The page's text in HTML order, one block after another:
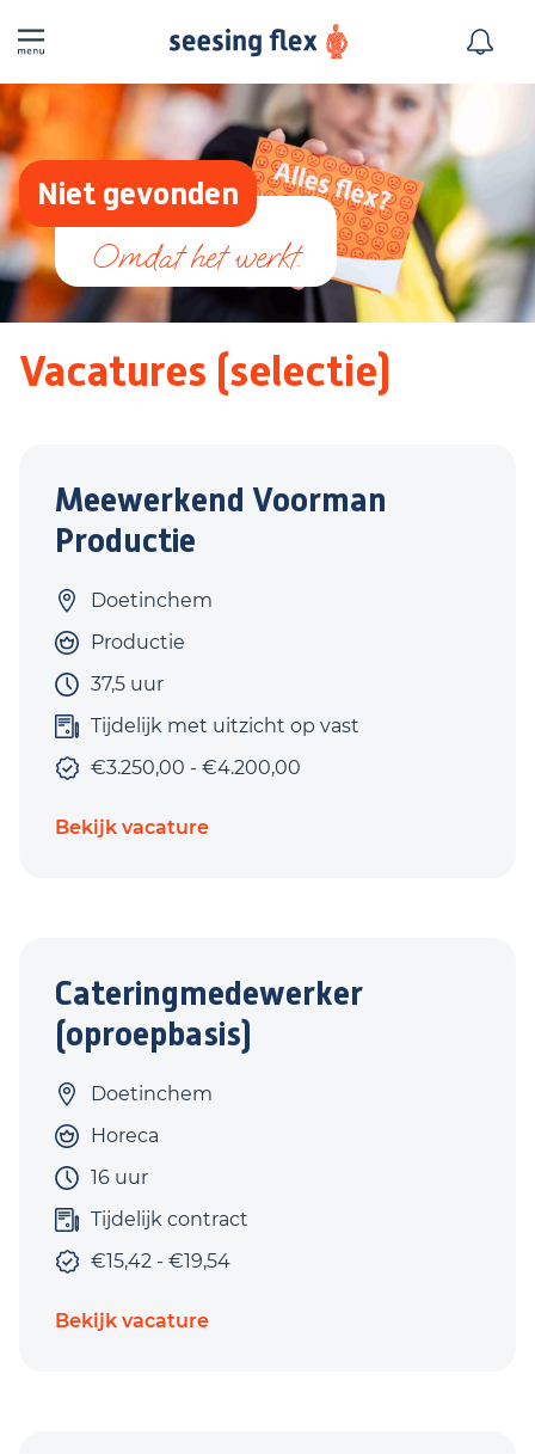
Niet gevonden
Vacatures (selectie)
Meewerkend Voorman
Productie
Doetinchem
Productie
37,5 uur
Tijdelijk met uitzicht op vast
€3.250,00 - €4.200,00
Bekijk vacature
Cateringmedewerker
(oproepbasis)
Doetinchem
Horeca
16 uur
Tijdelijk contract
€15,42 - €19,54
Bekijk vacature